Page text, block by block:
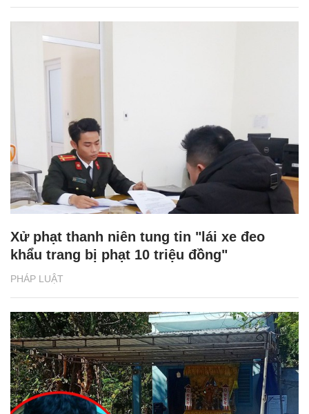
PHÁP LUẬT
Xử phạt thanh niên tung tin "lái xe đeo
khẩu trang bị phạt 10 triệu đồng"